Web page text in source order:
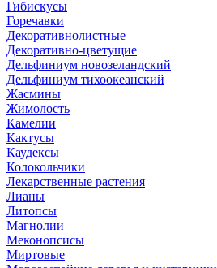
Гибискусы
Горечавки
Декоративнолистные
Декоративно-цветущие
Дельфиниум новозеландский
Дельфиниум тихоокеанский
Жасмины
Жимолость
Камелии
Кактусы
Каудексы
Колокольчики
Лекарственные растения
Лианы
Литопсы
Магнолии
Меконопсисы
Миртовые